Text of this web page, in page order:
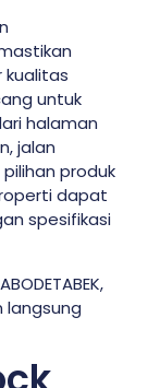
kualitas
untuk
halaman
jalan
produk
dapat
spesifikasi
langsung